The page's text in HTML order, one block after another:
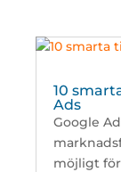
10
Ads
Google
möjligt